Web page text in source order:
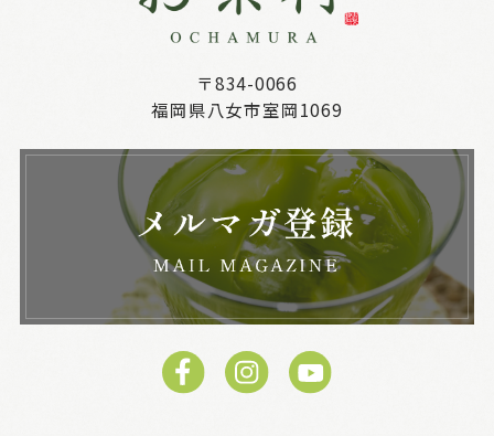
〒834-0066
福岡県八女市室岡1069